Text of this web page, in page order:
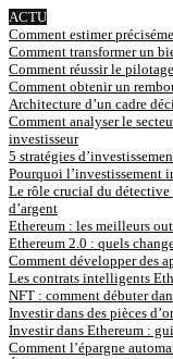
ACTU
Comment estimer
Comment transformer un
Comment réussir le
Comment obtenir un
Architecture d’un cadre
Comment analyser le
investisseur
5 stratégies
Pourquoi l’investissement
Le rôle crucial du détective
d’argent
Ethereum : les meilleurs
Ethereum 2.0 : quels
Comment développer des
Les contrats intelligents
NFT : comment débuter
Investir dans des pièces
Investir dans Ethereum :
Comment l’épargne